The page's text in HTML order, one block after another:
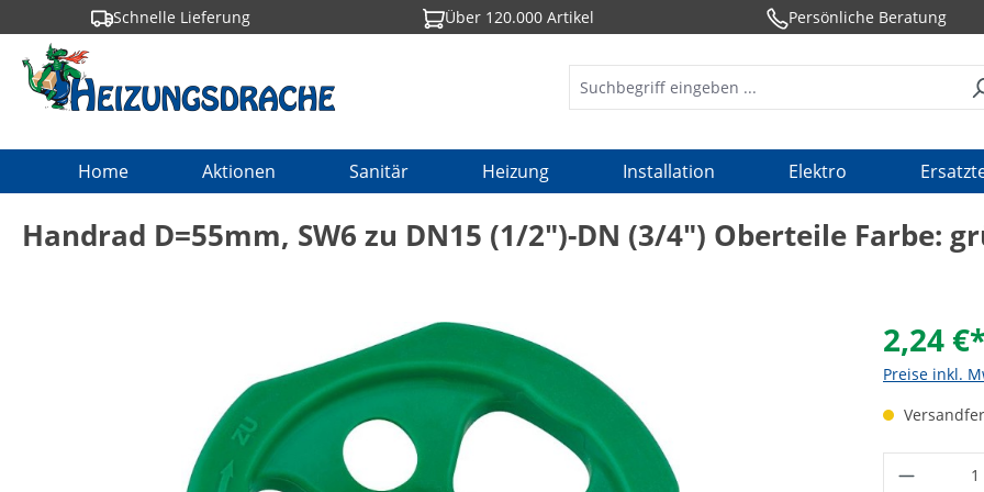
Zur Hauptnavigation springen
Schnelle Lieferung Über 120.000 Artikel Persönliche Beratung
Home Aktionen Sanitär Heizung Installation Elektro
Handrad D=55mm, SW6 zu DN15 (1/2")-DN (3/4") Oberteile Farbe:
2,24
Preise inkl.